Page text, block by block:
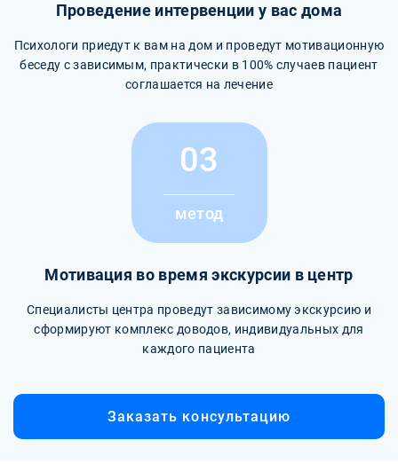
Проведение интервенции у вас дома
Психологи приедут к вам на дом и проведут мотивационную
беседу с зависимым, практически в 100% случаев пациент
соглашается на лечение
03
метод
Мотивация во время экскурсии в центр
Специалисты центра проведут зависимому экскурсию и
сформируют комплекс доводов, индивидуальных для
каждого пациента
Заказать консультацию